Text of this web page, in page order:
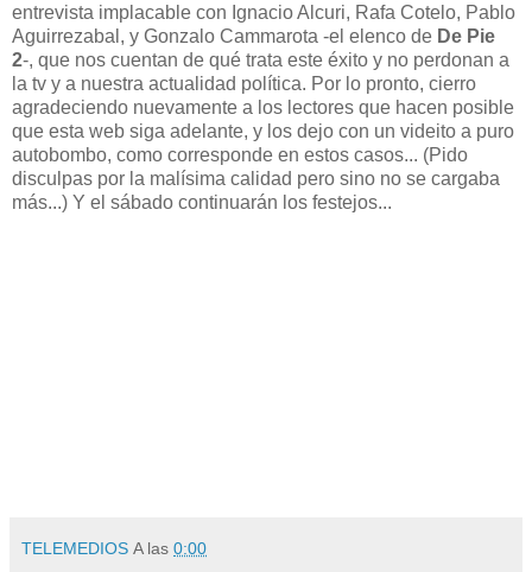
entrevista implacable con Ignacio Alcuri, Rafa Cotelo, Pablo
Aguirrezabal, y Gonzalo Cammarota -el elenco de De Pie
2-, que nos cuentan de qué trata este éxito y no perdonan a
la tv y a nuestra actualidad política. Por lo pronto, cierro
agradeciendo nuevamente a los lectores que hacen posible
que esta web siga adelante, y los dejo con un videito a puro
autobombo, como corresponde en estos casos... (Pido
disculpas por la malísima calidad pero sino no se cargaba
más...) Y el sábado continuarán los festejos...
TELEMEDIOS A las 0:00